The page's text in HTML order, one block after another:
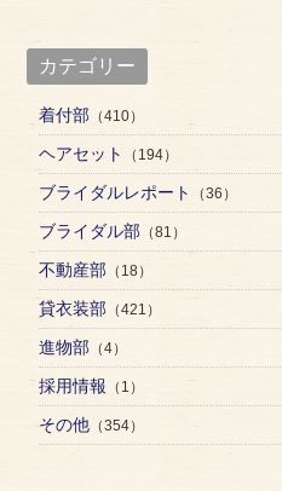
カテゴリー
着付部 （410）
ヘアセット （194）
ブライダルレポート （36）
ブライダル部 （81）
不動産部 （18）
貸衣装部 （421）
進物部 （4）
採用情報 （1）
その他 （354）